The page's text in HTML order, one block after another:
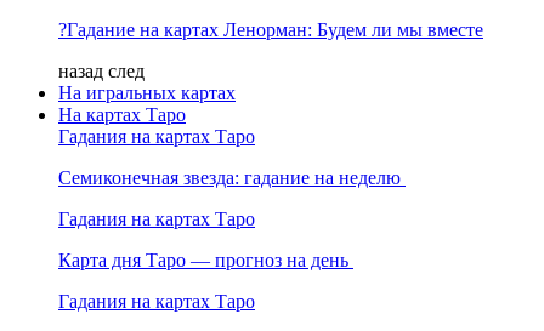
?Гадание на картах Ленорман: Будем ли мы вместе
назад след
На игральных картах
На картах Таро
Гадания на картах Таро
Семиконечная звезда: гадание на неделю
Гадания на картах Таро
Карта дня Таро — прогноз на день
Гадания на картах Таро